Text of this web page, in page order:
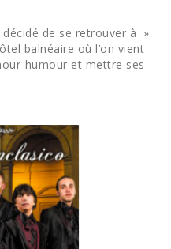
de se retrouver à »
balnéaire où l’on vient
humour et mettre ses